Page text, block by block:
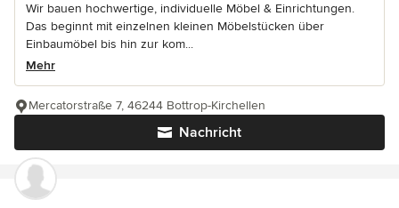
Wir bauen hochwertige, individuelle Möbel & Einrichtungen.
Das beginnt mit einzelnen kleinen Möbelstücken über
Einbaumöbel bis hin zur kom...
Mehr
Nachricht
Mercatorstraße 7, 46244 Bottrop-Kirchellen